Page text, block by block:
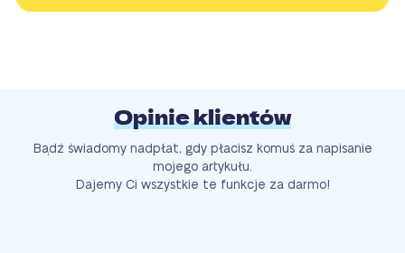
Opinie klientów
Bądź świadomy nadpłat, gdy płacisz komuś za napisanie
mojego artykułu.
Dajemy Ci wszystkie te funkcje za darmo!